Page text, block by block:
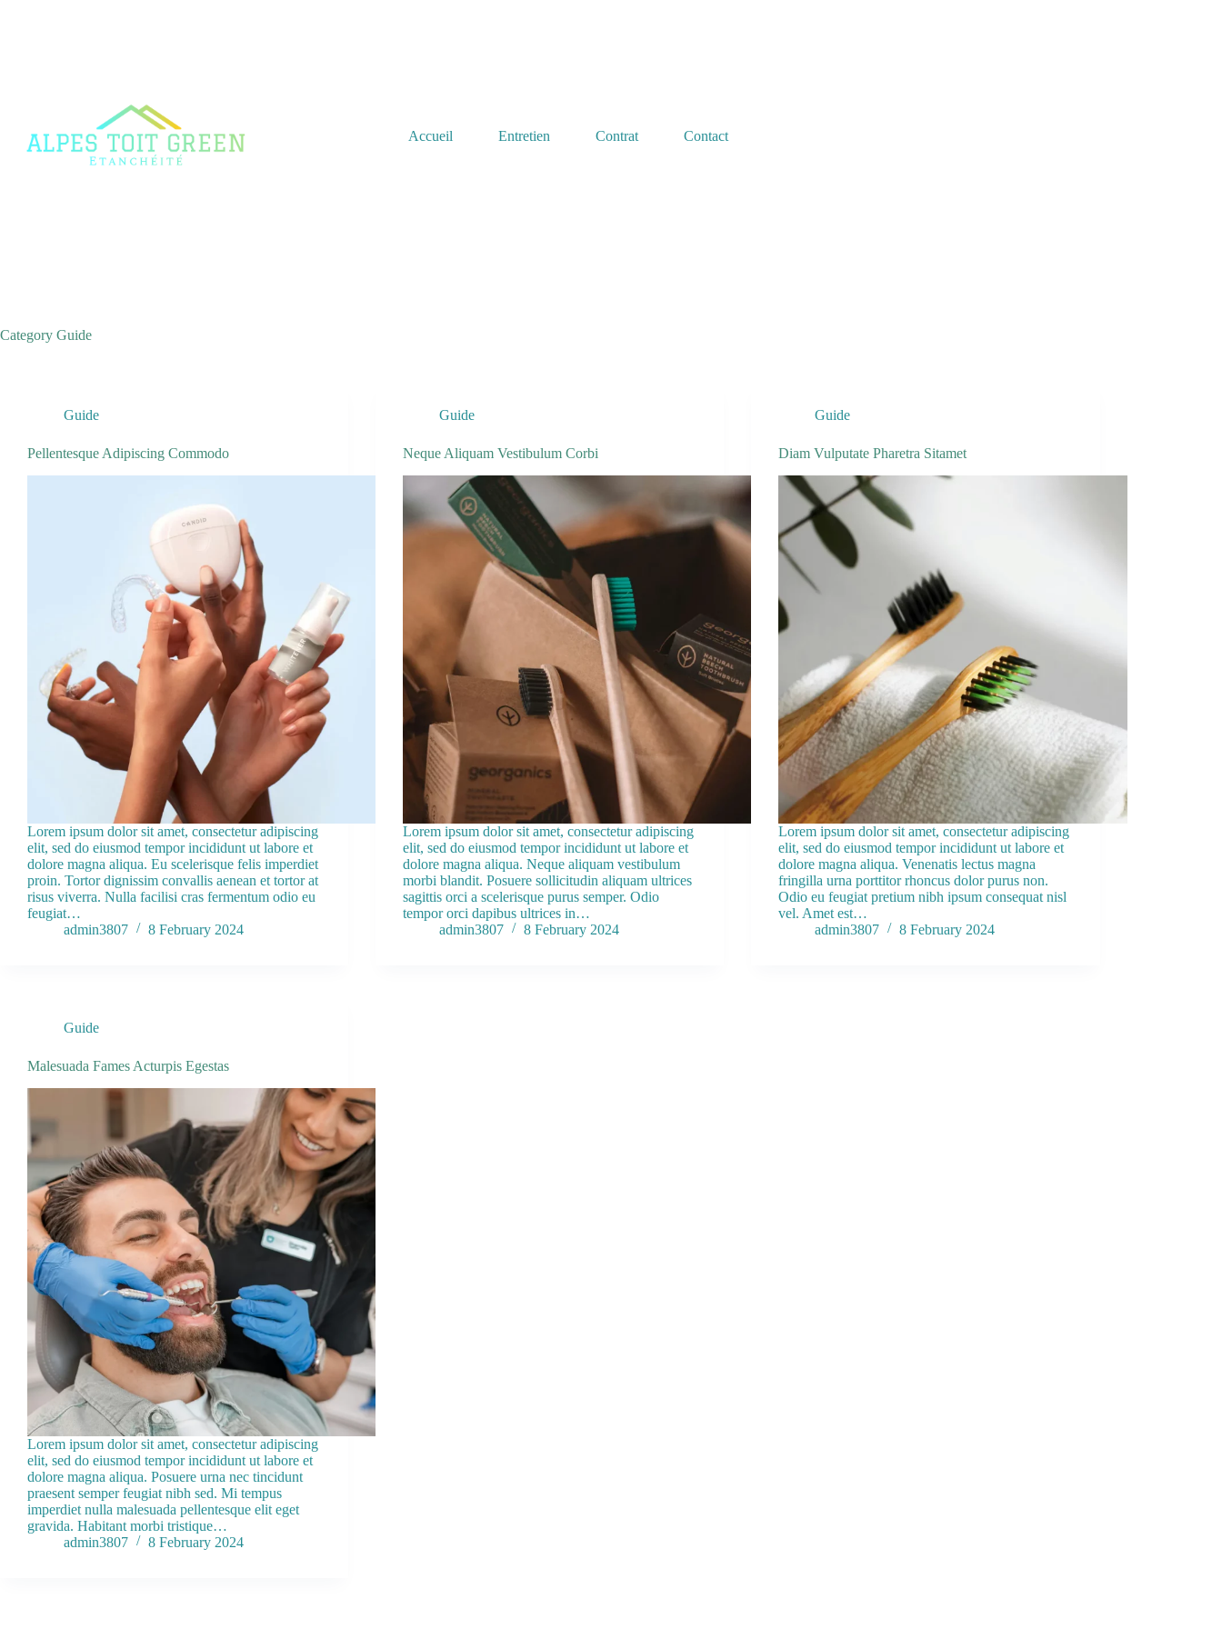
Accueil Entretien Contrat Contact
Category Guide
Guide
Pellentesque Adipiscing Commodo
Lorem ipsum dolor sit amet, consectetur adipiscing
elit, sed do eiusmod tempor incididunt ut labore et
dolore magna aliqua. Eu scelerisque felis imperdiet
proin. Tortor dignissim convallis aenean et tortor at
risus viverra. Nulla facilisi cras fermentum odio eu
feugiat…
admin3807
8 February 2024
Guide
Neque Aliquam Vestibulum Corbi
Lorem ipsum dolor sit amet, consectetur adipiscing
elit, sed do eiusmod tempor incididunt ut labore et
dolore magna aliqua. Neque aliquam vestibulum
morbi blandit. Posuere sollicitudin aliquam ultrices
sagittis orci a scelerisque purus semper. Odio
tempor orci dapibus ultrices in…
admin3807
8 February 2024
Guide
Diam Vulputate Pharetra Sitamet
Lorem ipsum dolor sit amet, consectetur adipiscing
elit, sed do eiusmod tempor incididunt ut labore et
dolore magna aliqua. Venenatis lectus magna
fringilla urna porttitor rhoncus dolor purus non.
Odio eu feugiat pretium nibh ipsum consequat nisl
vel. Amet est…
admin3807
8 February 2024
Guide
Malesuada Fames Acturpis Egestas
Lorem ipsum dolor sit amet, consectetur adipiscing
elit, sed do eiusmod tempor incididunt ut labore et
dolore magna aliqua. Posuere urna nec tincidunt
praesent semper feugiat nibh sed. Mi tempus
imperdiet nulla malesuada pellentesque elit eget
gravida. Habitant morbi tristique…
admin3807
8 February 2024